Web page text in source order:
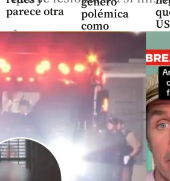
parece otra
share
polémica
como
sede
alterna de
De La
Espriella?
share share